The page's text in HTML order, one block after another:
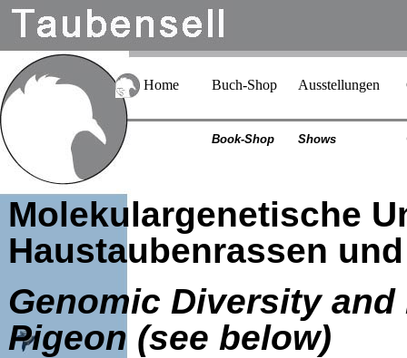
Home Buch-Shop Ausstellungen
Book-Shop Shows
Molekulargenetische
Haustaubenrassen
Genomic Diversity
Pigeon (see below)